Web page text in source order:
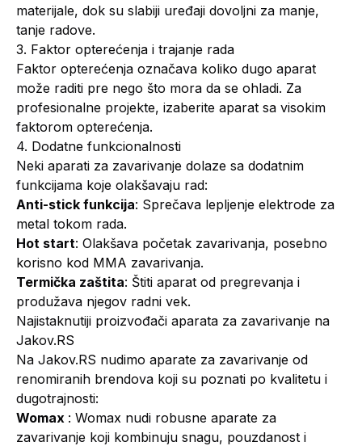
materijale, dok su slabiji uređaji dovoljni za manje,
tanje radove.
3. Faktor opterećenja i trajanje rada
Faktor opterećenja označava koliko dugo aparat
može raditi pre nego što mora da se ohladi. Za
profesionalne projekte, izaberite aparat sa visokim
faktorom opterećenja.
4. Dodatne funkcionalnosti
Neki aparati za zavarivanje dolaze sa dodatnim
funkcijama koje olakšavaju rad:
Anti-stick funkcija: Sprečava lepljenje elektrode za
metal tokom rada.
Hot start: Olakšava početak zavarivanja, posebno
korisno kod MMA zavarivanja.
Termička zaštita: Štiti aparat od pregrevanja i
produžava njegov radni vek.
Najistaknutiji proizvođači aparata za zavarivanje na
Jakov.RS
Na Jakov.RS nudimo aparate za zavarivanje od
renomiranih brendova koji su poznati po kvalitetu i
dugotrajnosti:
Womax : Womax nudi robusne aparate za
zavarivanje koji kombinuju snagu, pouzdanost i